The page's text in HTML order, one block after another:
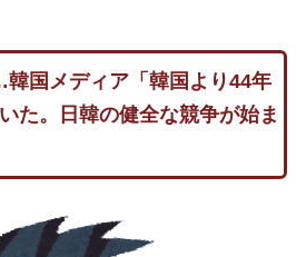
国メディア「韓国より44年
た。日韓の健全な競争が始ま